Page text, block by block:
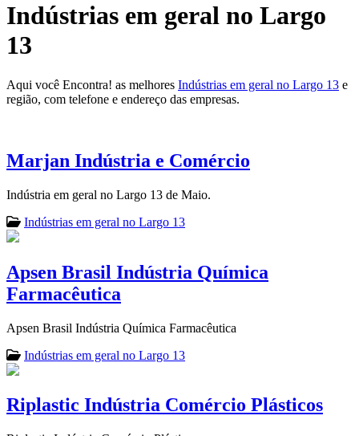
Indústrias em geral no Largo
13
Aqui você Encontra! as melhores Indústrias em geral no Largo 13 e
região, com telefone e endereço das empresas.
Marjan Indústria e Comércio
Indústria em geral no Largo 13 de Maio.
Indústrias em geral no Largo 13
Apsen Brasil Indústria Química
Farmacêutica
Apsen Brasil Indústria Química Farmacêutica
Indústrias em geral no Largo 13
Riplastic Indústria Comércio Plásticos